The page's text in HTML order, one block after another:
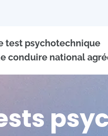
test psychotechnique
conduire national